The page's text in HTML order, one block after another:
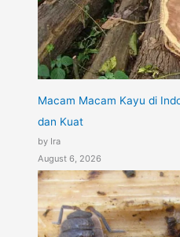
Macam Macam Kayu di
dan Kuat
by Ira
August 6, 2026